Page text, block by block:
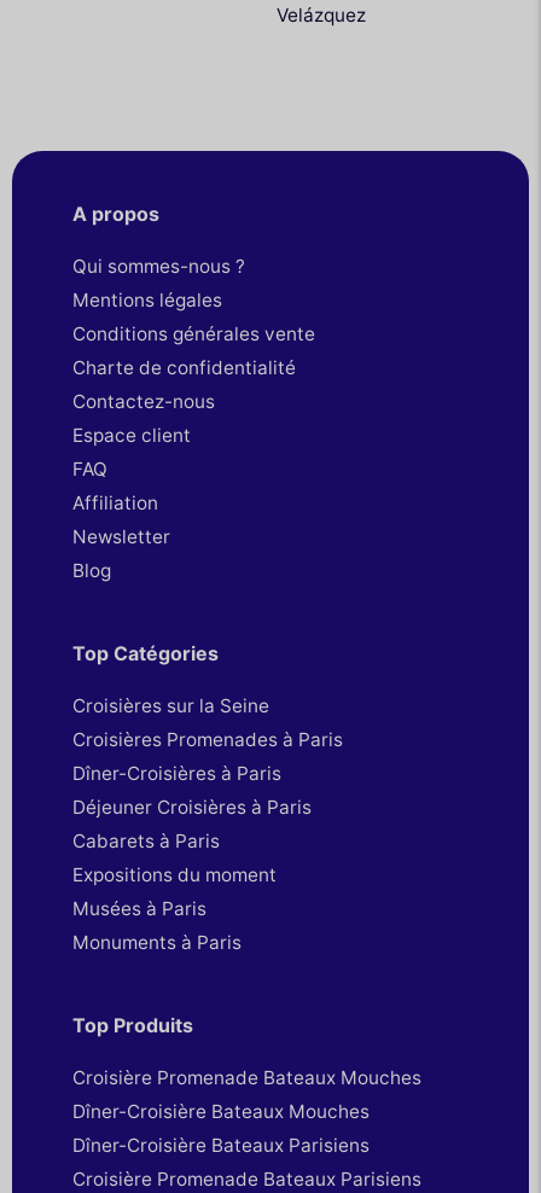
Velázquez
A propos
Qui sommes-nous ?
Mentions légales
Conditions générales vente
Charte de confidentialité
Contactez-nous
Espace client
FAQ
Affiliation
Newsletter
Blog
Top Catégories
Croisières sur la Seine
Croisières Promenades à Paris
Dîner-Croisières à Paris
Déjeuner Croisières à Paris
Cabarets à Paris
Expositions du moment
Musées à Paris
Monuments à Paris
Top Produits
Croisière Promenade Bateaux Mouches
Dîner-Croisière Bateaux Mouches
Dîner-Croisière Bateaux Parisiens
Croisière Promenade Bateaux Parisiens